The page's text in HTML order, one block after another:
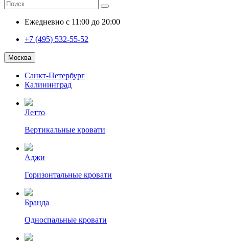
Ежедневно с 11:00 до 20:00
+7 (495) 532-55-52
Москва
Санкт-Петербург
Калининград
Летто
Вертикальные кровати
Аджи
Горизонтальные кровати
Бранда
Односпальные кровати